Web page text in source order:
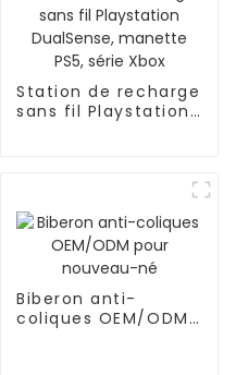
Station de recharge
sans fil Playstation
Biberon anti-
coliques OEM/ODM